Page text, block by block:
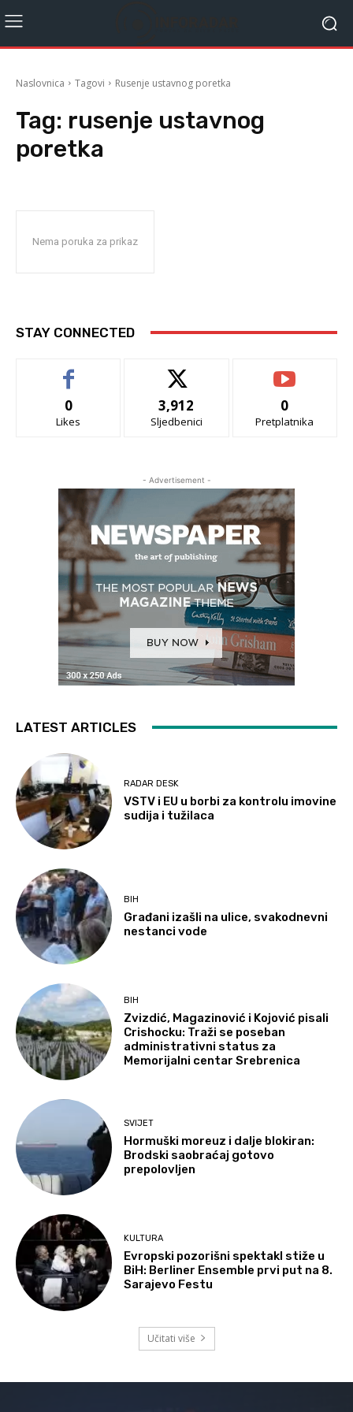
Naslovnica Tagovi Rusenje ustavnog poretka
Tag: rusenje ustavnog
poretka
Nema poruka za prikaz
STAY CONNECTED
0
Likes
3,912
Sljedbenici
0
Pretplatnika
- Advertisement -
LATEST ARTICLES
RADAR DESK
VSTV i EU u borbi za kontrolu imovine
sudija i tužilaca
BIH
Građani izašli na ulice, svakodnevni
nestanci vode
BIH
Zvizdić, Magazinović i Kojović pisali
Crishocku: Traži se poseban
administrativni status za
Memorijalni centar Srebrenica
SVIJET
Hormuški moreuz i dalje blokiran:
Brodski saobraćaj gotovo
prepolovljen
KULTURA
Evropski pozorišni spektakl stiže u
BiH: Berliner Ensemble prvi put na 8.
Sarajevo Festu
Učitati više